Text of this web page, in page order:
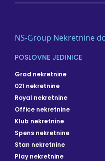
NS-Group Nekretnine
POSLOVNE JEDINICE
Grad nekretnine
021 nekretnine
Royal nekretnine
Office nekretnine
Klub nekretnine
Spens nekretnine
Stan nekretnine
Play nekretnine